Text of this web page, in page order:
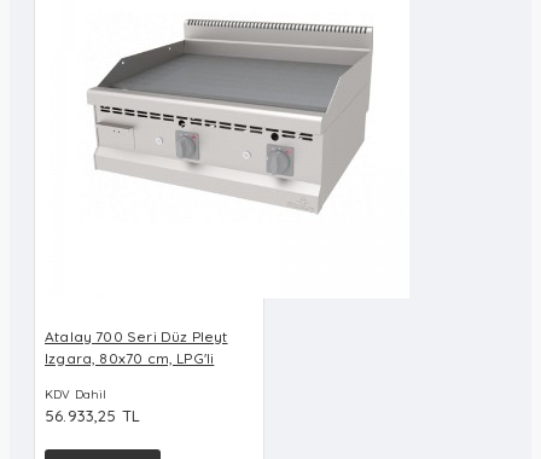
Atalay 700 Seri Düz Pleyt
Izgara, 80x70 cm, LPG'li
KDV Dahil
56.933,25 TL